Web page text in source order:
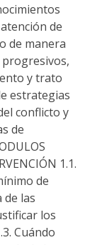
de
de manera
y trato
estrategias
conflicto y
de
1.1.
de
de las
los
Cuándo